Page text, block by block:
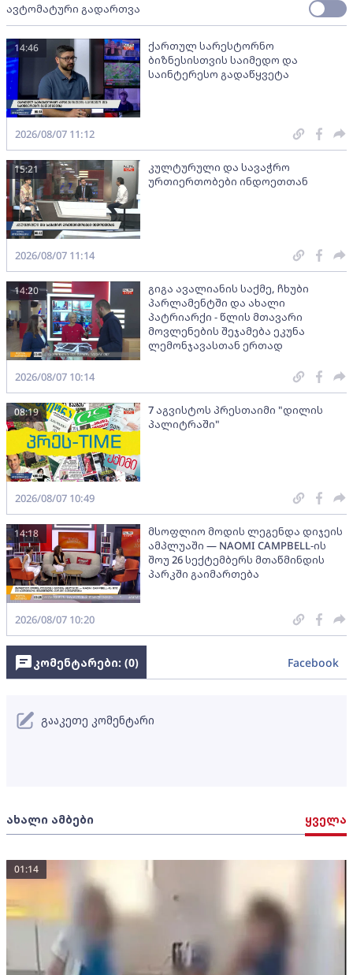
ავტომატური გადართვა
ქართულ სარესტორნო
ბიზნესისთვის საიმედო და
საინტერესო გადაწყვეტა
14:46
2026/08/07 11:12
კულტურული და სავაჭრო
ურთიერთობები ინდოეთთან
15:21
2026/08/07 11:14
გიგა ავალიანის საქმე, ჩხუბი
პარლამენტში და ახალი
პატრიარქი - წლის მთავარი
მოვლენების შეჯამება ეკუნა
ლემონჯავასთან ერთად
14:20
2026/08/07 10:14
7 აგვისტოს პრესთაიმი "დილის
პალიტრაში"
08:19
2026/08/07 10:49
მსოფლიო მოდის ლეგენდა დიჯეის
ამპლუაში — NAOMI CAMPBELL-ის
შოუ 26 სექტემბერს მთაწმინდის
პარკში გაიმართება
14:18
2026/08/07 10:20
ახალი ამბები ყველა
01:14
კომენტარები: (0) Facebook
გააკეთე კომენტარი